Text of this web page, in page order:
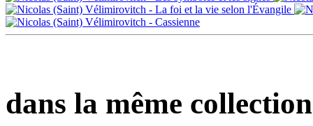
dans la même collection